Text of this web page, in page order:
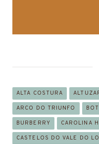
ALTA COSTURA
ARCO DO TRIUNFO
BURBERRY CAROLINA
CASTELOS DO VALE DO